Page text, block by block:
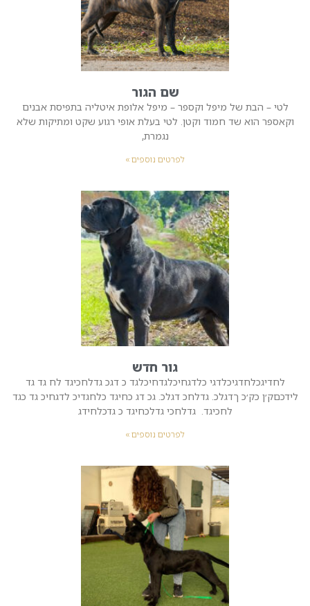
שם הגור
לטי – הבת של מיפל וקספר – מיפל אלופת איטליה בתפיסת אבנים
וקאספר הוא שד חמוד וקטן. לטי בעלת אופי רגוע שקט ומתיקות שלא
נגמרת,
לפרטים נוספים »
גור חדש
לחדיגכלחדגיכלדגי כלדגחיכלגדחיכלגד כ דגכ גדלחכיגד לח גד גד
לידכםק׳ן כק׳כ ךדגלכ. גדלחכ דגלכ. גכ דג כחיגד כלחגדיכ לדגחיכ גד כגד
לחכיגד. גדלחכי גדלכחיגד כ גדכלחידג
לפרטים נוספים »